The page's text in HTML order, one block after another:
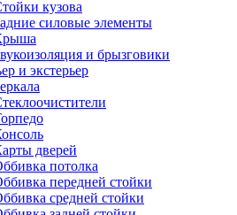
кузова
силовые элементы
и брызговики
и экстерьер
дверей
потолка
передней стойки
средней стойки